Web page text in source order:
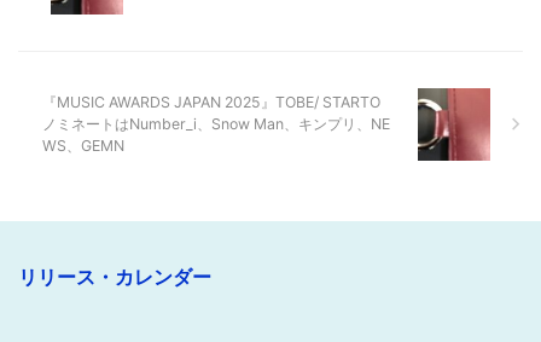
『MUSIC AWARDS JAPAN 2025』TOBE/ STARTO
ノミネートはNumber_i、Snow Man、キンプリ、NE
WS、GEMN
リリース・カレンダー